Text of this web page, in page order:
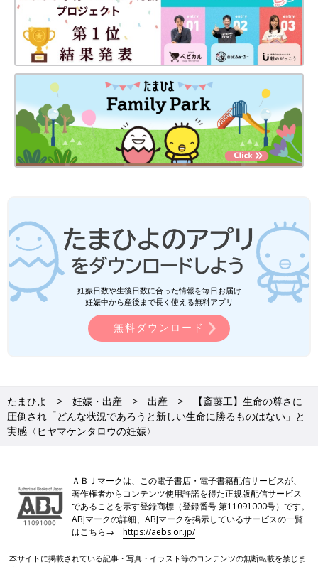
妊娠日数や生後日数に合った情報を毎日お届け
妊娠中から産後まで長く使える無料アプリ
無料ダウンロード
たまひよ 妊娠・出産 出産
【斎藤工】生命の尊さに
圧倒され「どんな状況であろうと新しい生命に勝るものはない」と
実感〈ヒヤマケンタロウの妊娠〉
ＡＢＪマークは、この電子書店・電子書籍配信サービスが、
著作権者からコンテンツ使用許諾を得た正規版配信サービス
であることを示す登録商標（登録番号 第11091000号）です。
ABJマークの詳細、ABJマークを掲示しているサービスの一覧
はこちら→https://aebs.or.jp/
本サイトに掲載されている記事・写真・イラスト等のコンテンツの無断転載を禁じま